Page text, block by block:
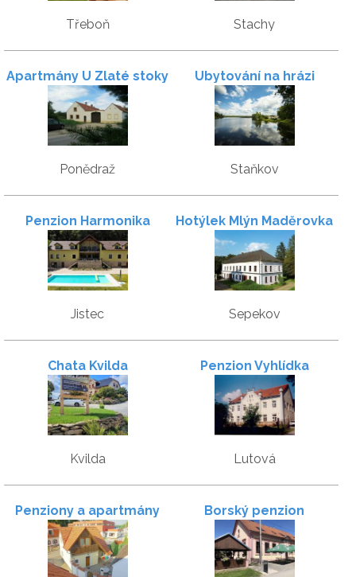
Třeboň Stachy
Apartmány U Zlaté stoky
Ponědraž
Ubytování na hrázi
Staňkov
Penzion Harmonika
Jistec
Hotýlek Mlýn Maděrovka
Sepekov
Chata Kvilda
Kvilda
Penzion Vyhlídka
Lutová
Penziony a apartmány
Červený
Borský penzion